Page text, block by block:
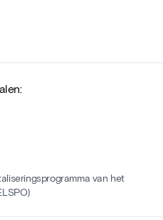
van het